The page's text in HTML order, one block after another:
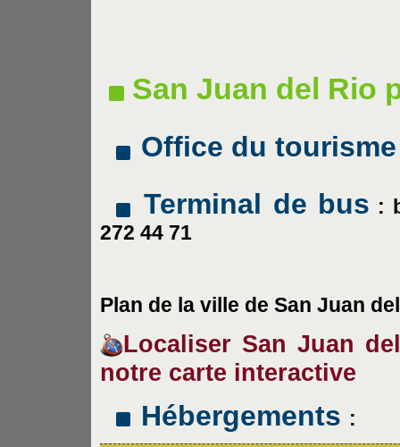
San Juan del Rio
Office du tourisme
Terminal de bus :
272 44 71
Plan de la ville de San Juan
Localiser San Juan
notre carte interactive
Hébergements :